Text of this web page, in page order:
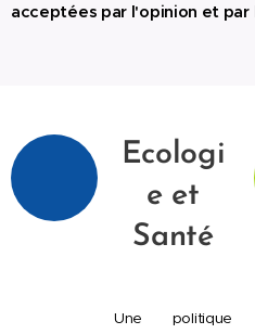
acceptées par l'opinion et par
Ecologi
e et
Santé
Une politique